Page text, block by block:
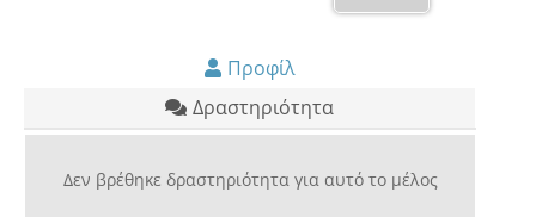
Προφίλ
Δραστηριότητα
Δεν βρέθηκε δραστηριότητα για αυτό το μέλος